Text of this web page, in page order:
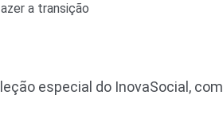
a transição
especial do InovaSocial, com